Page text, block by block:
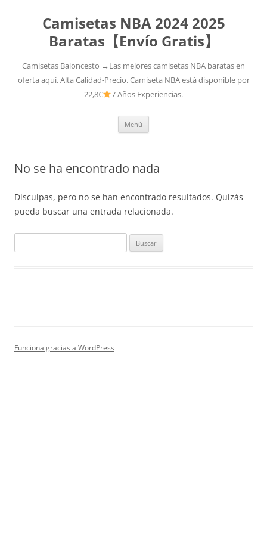
Camisetas NBA 2024 2025
Baratas【Envío Gratis】
Camisetas Baloncesto →Las mejores camisetas NBA baratas en
oferta aquí. Alta Calidad-Precio. Camiseta NBA está disponible por
22,8€
7 Años Experiencias.
Menú
No se ha encontrado nada
Disculpas, pero no se han encontrado resultados. Quizás
pueda buscar una entrada relacionada.
Funciona gracias a WordPress